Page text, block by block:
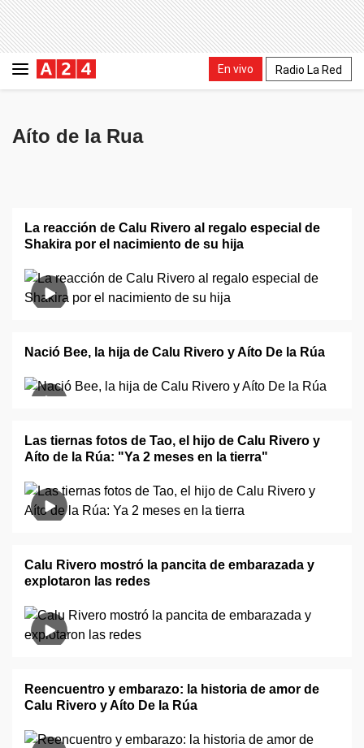
En vivo Radio La Red
Aíto de la Rua
La reacción de Calu Rivero al regalo especial de
Shakira por el nacimiento de su hija
Nació Bee, la hija de Calu Rivero y Aíto De la Rúa
Las tiernas fotos de Tao, el hijo de Calu Rivero y
Aíto de la Rúa: "Ya 2 meses en la tierra"
Calu Rivero mostró la pancita de embarazada y
explotaron las redes
Reencuentro y embarazo: la historia de amor de
Calu Rivero y Aíto De la Rúa